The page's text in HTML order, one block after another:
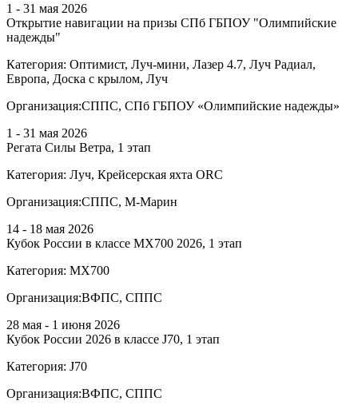
1 - 31 мая 2026
Открытие навигации на призы СПб ГБПОУ "Олимпийские
надежды"
Категория: Оптимист, Луч-мини, Лазер 4.7, Луч Радиал,
Европа, Доска с крылом, Луч
Организация:СППС, СПб ГБПОУ «Олимпийские надежды»
1 - 31 мая 2026
Регата Силы Ветра, 1 этап
Категория: Луч, Крейсерская яхта ORC
Организация:СППС, М-Марин
14 - 18 мая 2026
Кубок России в классе MX700 2026, 1 этап
Категория: МХ700
Организация:ВФПС, СППС
28 мая - 1 июня 2026
Кубок России 2026 в классе J70, 1 этап
Категория: J70
Организация:ВФПС, СППС